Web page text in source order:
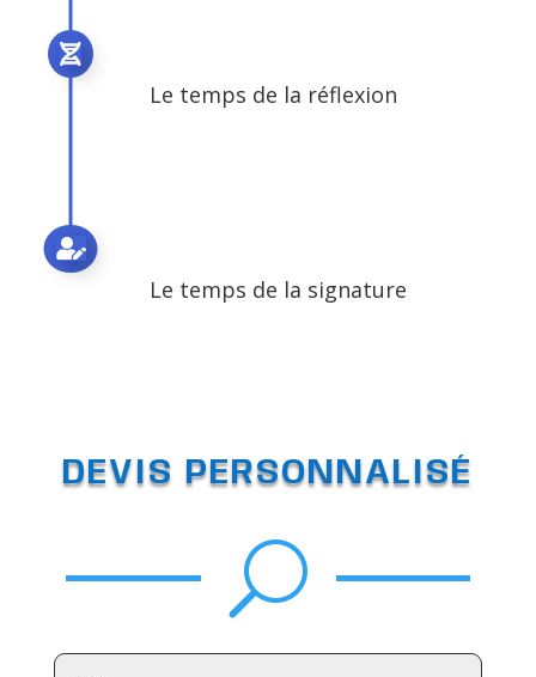
Le temps de la réflexion

Le temps de la signature

DEVIS PERSONNALISÉ
U